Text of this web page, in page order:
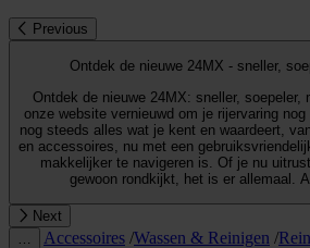
Previous
Ontdek de nieuwe 24MX - sneller,
Ontdek de nieuwe 24MX: sneller, soepeler,
onze website vernieuwd om je rijervaring
nog steeds alles wat je kent en waardeert,
en accessoires, nu met een
makkelijker te navigeren is. Of je nu
gewoon rondkijkt, het is er allemaal.
Next
Accessoires /Wassen & Reinigen /